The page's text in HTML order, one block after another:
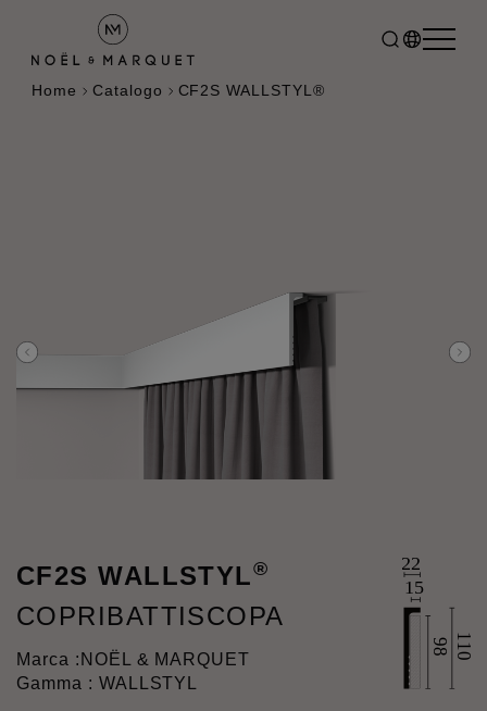
Home Catalogo CF2S WALLSTYL®
CF2S WALLSTYL®
COPRIBATTISCOPA
Marca : NOËL & MARQUET
Gamma : WALLSTYL